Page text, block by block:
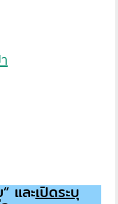
และเปิดระบุ